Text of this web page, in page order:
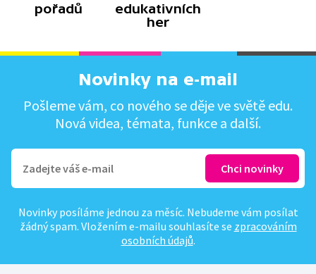
pořadů
edukativních
her
Novinky na e-mail
Pošleme vám, co nového se děje ve světě edu.
Nová videa, témata, funkce a další.
Novinky posíláme jednou za měsíc. Nebudeme vám posílat
žádný spam. Vložením e-mailu souhlasíte se zpracováním
osobních údajů.